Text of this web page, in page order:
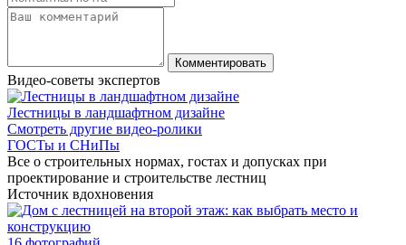
Видео-советы экспертов
Лестницы в ландшафтном дизайне
Смотреть другие видео-ролики
ГОСТы и СНиПы
Все о строительных нормах, гостах и допусках при
проектирование и строительстве лестниц
Источник вдохновения